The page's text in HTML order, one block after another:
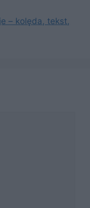
– kolęda, tekst,